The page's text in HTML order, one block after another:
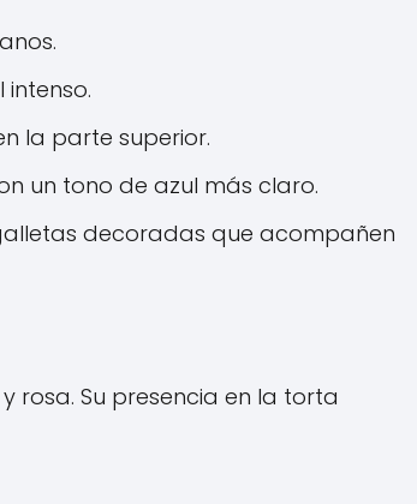
la parte superior.
un tono de azul más claro.
decoradas que acompañen
rosa. Su presencia en la torta